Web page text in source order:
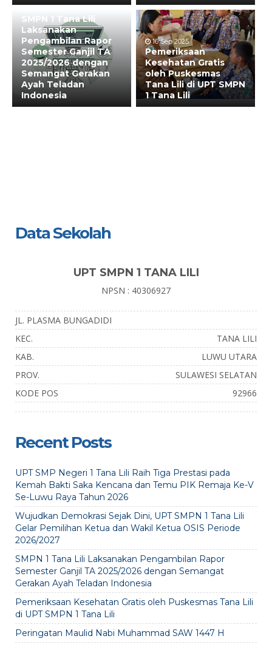
SMPN 1 Tana Lili
Laksanakan
Pengambilan Rapor
Semester Ganjil TA
2025/2026 dengan
Semangat Gerakan
Ayah Teladan
Indonesia
16 Sep 2025
Pemeriksaan
Kesehatan Gratis
oleh Puskesmas
Tana Lili di UPT SMPN
1 Tana Lili
Data Sekolah
UPT SMPN 1 TANA LILI
NPSN : 40306927
JL. PLASMA BUNGADIDI
KEC.
TANA LILI
KAB.
LUWU UTARA
PROV.
SULAWESI SELATAN
KODE POS
92966
Recent Posts
UPT SMP Negeri 1 Tana Lili Raih Tiga Prestasi pada
Kemah Bakti Saka Kencana dan Temu PIK Remaja Ke-V
Se-Luwu Raya Tahun 2026
Wujudkan Demokrasi Sejak Dini, UPT SMPN 1 Tana Lili
Gelar Pemilihan Ketua dan Wakil Ketua OSIS Periode
2026/2027
SMPN 1 Tana Lili Laksanakan Pengambilan Rapor
Semester Ganjil TA 2025/2026 dengan Semangat
Gerakan Ayah Teladan Indonesia
Pemeriksaan Kesehatan Gratis oleh Puskesmas Tana Lili
di UPT SMPN 1 Tana Lili
Peringatan Maulid Nabi Muhammad SAW 1447 H